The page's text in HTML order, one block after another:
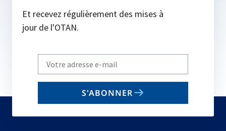
Et recevez régulièrement des mises à
jour de l'OTAN.
Write
your
email
S'ABONNER